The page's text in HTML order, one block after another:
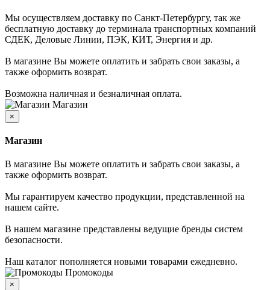
Мы осуществляем доставку по Санкт-Петербургу, так же
бесплатную доставку до терминала транспортных компаний
СДЕК, Деловые Линии, ПЭК, КИТ, Энергия и др.
В магазине Вы можете оплатить и забрать свои заказы, а
также оформить возврат.
Возможна наличная и безналичная оплата.
Магазин
×
Магазин
В магазине Вы можете оплатить и забрать свои заказы, а
также оформить возврат.
Мы гарантируем качество продукции, представленной на
нашем сайте.
В нашем магазине представлены ведущие бренды систем
безопасности.
Наш каталог пополняется новыми товарами ежедневно.
Промокоды
×